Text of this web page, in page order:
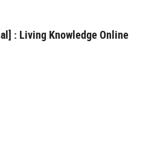
: Living Knowledge Online